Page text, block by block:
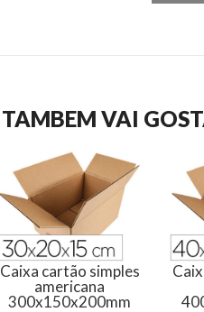
TAMBÉM VAI
Caixa cartão simples
americana
300x150x200mm